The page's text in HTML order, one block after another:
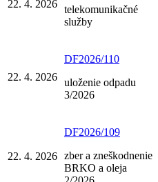
22. 4. 2026 telekomunikačné
služby
22. 4. 2026
DF2026/110
uloženie odpadu
3/2026
22. 4. 2026
DF2026/109
zber a zneškodnenie
BRKO a oleja